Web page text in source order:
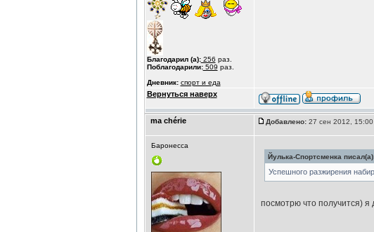
Благодарил (а):256 раз.
Поблагодарили:509 раз.
Дневник: спорт и еда
Вернуться наверх
ma chérie Добавлено:27 сен 2012, 15:00
Баронесса
Йулька-Спортсменка
Успешного разжирения
посмотрю что получится)